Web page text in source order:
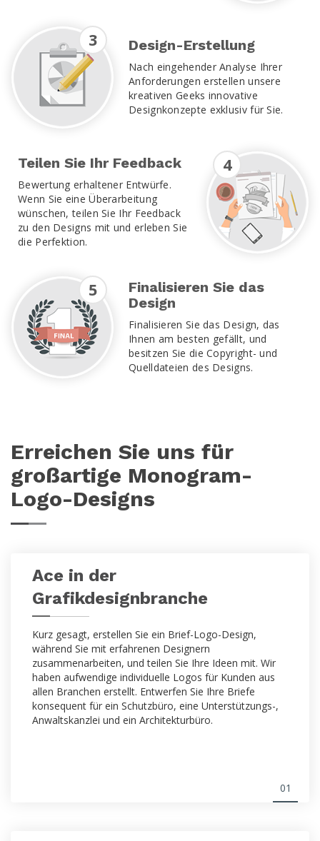
3 Design-Erstellung
Nach eingehender Analyse Ihrer
Anforderungen erstellen unsere
kreativen Geeks innovative
Designkonzepte exklusiv für Sie.
4
Teilen Sie Ihr Feedback
Bewertung erhaltener Entwürfe.
Wenn Sie eine Überarbeitung
wünschen, teilen Sie Ihr Feedback
zu den Designs mit und erleben Sie
die Perfektion.
5
Finalisieren Sie das
Design
Finalisieren Sie das Design, das
Ihnen am besten gefällt, und
besitzen Sie die Copyright- und
Quelldateien des Designs.
Erreichen Sie uns für
großartige Monogram-
Logo-Designs
01
Ace in der
Grafikdesignbranche
Kurz gesagt, erstellen Sie ein Brief-Logo-Design,
während Sie mit erfahrenen Designern
zusammenarbeiten, und teilen Sie Ihre Ideen mit. Wir
haben aufwendige individuelle Logos für Kunden aus
allen Branchen erstellt. Entwerfen Sie Ihre Briefe
konsequent für ein Schutzbüro, eine Unterstützungs-,
Anwaltskanzlei und ein Architekturbüro.